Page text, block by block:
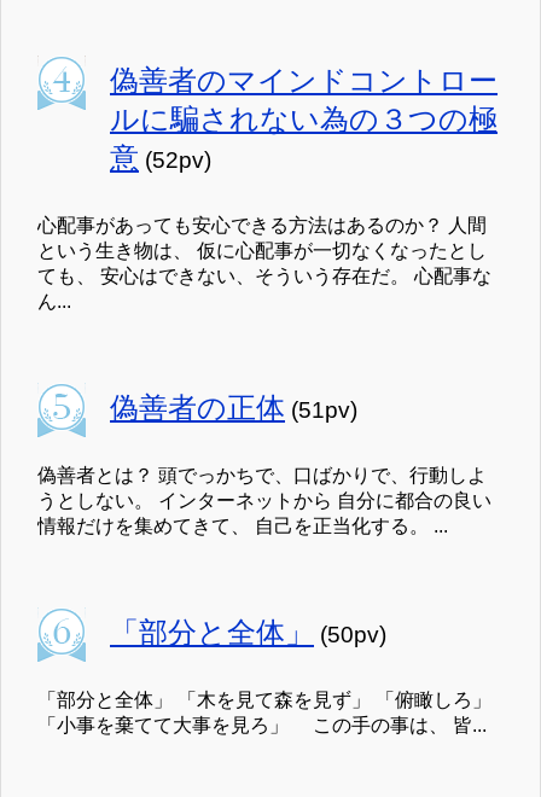
偽善者のマインドコントロー
ルに騙されない為の３つの極
意 (52pv)
心配事があっても安心できる方法はあるのか？ 人間
という生き物は、 仮に心配事が一切なくなったとし
ても、 安心はできない、そういう存在だ。 心配事な
ん...
偽善者の正体 (51pv)
偽善者とは？ 頭でっかちで、口ばかりで、行動しよ
うとしない。 インターネットから 自分に都合の良い
情報だけを集めてきて、 自己を正当化する。 ...
「部分と全体」 (50pv)
「部分と全体」 「木を見て森を見ず」 「俯瞰しろ」
「小事を棄てて大事を見ろ」 この手の事は、 皆...